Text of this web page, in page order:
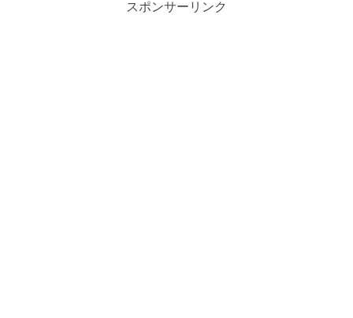
スポンサーリンク